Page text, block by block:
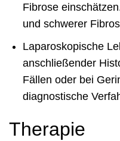
Fibrose
und schwerer
Laparoskopische
anschließender
Fällen oder bei
diagnostische
Therapie